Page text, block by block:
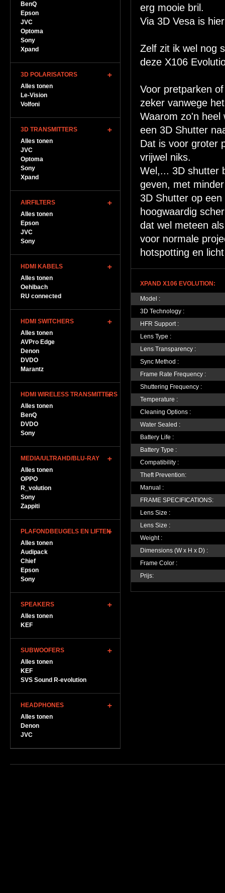
BenQ
Epson
JVC
Optoma
Sony
Xpand
3D POLARISATORS
Alles tonen
Le-Vision
Volfoni
3D TRANSMITTERS
Alles tonen
JVC
Optoma
Sony
Xpand
AIRFILTERS
Alles tonen
Epson
JVC
Sony
HDMI KABELS
Alles tonen
Oehlbach
RU connected
HDMI SWITCHERS
Alles tonen
AVPro Edge
Denon
DVDO
Marantz
HDMI WIRELESS TRANSMITTERS
Alles tonen
BenQ
DVDO
Sony
MEDIA/ULTRAHD/BLU-RAY
Alles tonen
OPPO
R_volution
Sony
Zappiti
PLAFONDBEUGELS EN LIFTEN
Alles tonen
Audipack
Chief
Epson
Sony
SPEAKERS
Alles tonen
KEF
SUBWOOFERS
Alles tonen
KEF
SVS Sound R-evolution
HEADPHONES
Alles tonen
Denon
JVC
erg mooie bril.
Via 3D Vesa is
Zelf zit ik wel nog
deze X106
Voor pretparken
zeker vanwege
Waarom zo'n heel
een 3D Shutter
Dat is voor groter
vrijwel niks.
Wel,... 3D shutter
geven, met
3D Shutter op
hoogwaardig
dat wel meteen
voor normale
hotspotting en
XPAND X106 EVOLUTION:
Model :
3D Technology :
HFR Support :
Lens Type :
Lens Transparency :
Sync Method :
Frame Rate Frequency :
Shuttering Frequency :
Temperature :
Cleaning Options :
Water Sealed :
Battery Life :
Battery Type :
Compatibility :
Theft Prevention:
Manual :
FRAME SPECIFICATIONS:
Lens Size :
Lens Size :
Weight :
Dimensions (W x H x D) :
Frame Color :
Prijs: